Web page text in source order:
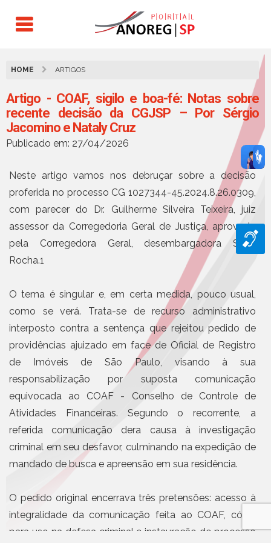
HOME ARTIGOS
Artigo - COAF, sigilo e boa-fé: Notas sobre
recente decisão da CGJSP – Por Sérgio
Jacomino e Nataly Cruz
Publicado em: 27/04/2026
Neste artigo vamos nos debruçar sobre a decisão
proferida no processo CG 1027344-45.2024.8.26.0309,
com parecer do Dr. Guilherme Silveira Teixeira, juiz
assessor da Corregedoria Geral de Justiça, aprovado
pela Corregedora Geral, desembargadora Sílvia
Rocha.1
O tema é singular e, em certa medida, pouco usual,
como se verá. Trata-se de recurso administrativo
interposto contra a sentença que rejeitou pedido de
providências ajuizado em face de Oficial de Registro
de Imóveis de São Paulo, visando à sua
responsabilização por suposta comunicação
equivocada ao COAF - Conselho de Controle de
Atividades Financeiras. Segundo o recorrente, a
referida comunicação dera causa à investigação
criminal em seu desfavor, culminando na expedição de
mandado de busca e apreensão em sua residência.
O pedido original encerrava três pretensões: acesso à
integralidade da comunicação feita ao COAF, cópia
para uso na defesa criminal e instauração de processo